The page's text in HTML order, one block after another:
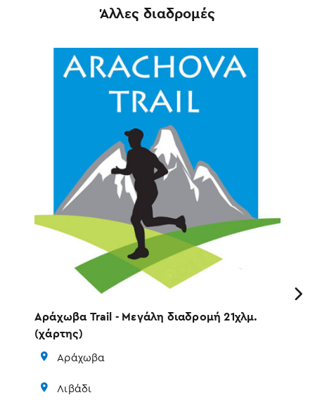
Άλλες διαδρομές
Αράχωβα Trail - Μεγάλη διαδρομή 21χλμ.
(χάρτης)
Αράχωβα
Λιβάδι